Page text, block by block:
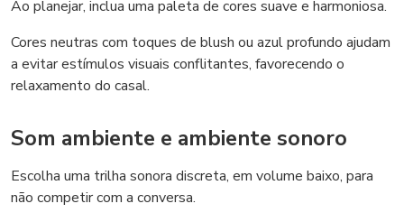
Ao planejar, inclua uma paleta de cores suave e harmoniosa.
Cores neutras com toques de blush ou azul profundo ajudam
a evitar estímulos visuais conflitantes, favorecendo o
relaxamento do casal.
Som ambiente e ambiente sonoro
Escolha uma trilha sonora discreta, em volume baixo, para
não competir com a conversa.